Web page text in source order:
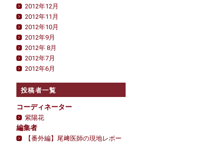
2012年12月
2012年11月
2012年10月
2012年9月
2012年 8月
2012年7月
2012年6月
投稿者一覧
コーディネーター
紫陽花
編集者
【番外編】尾﨑医師の現地レポー